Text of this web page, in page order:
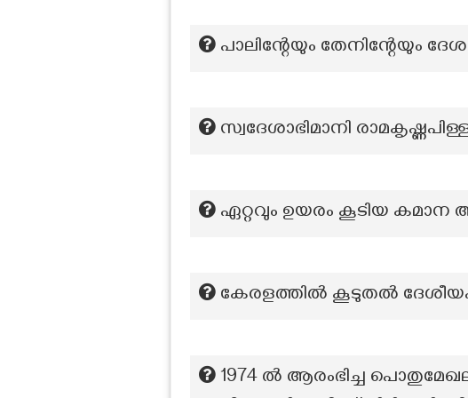
പാലിന്റേയും തേനിന്റേയും
സ്വദേശാഭിമാനി
ഏറ്റവും ഉയരം കൂടിയ
കേരളത്തില്‍ കൂടുതല്‍
1974 ൽ ആരംഭിച്ച